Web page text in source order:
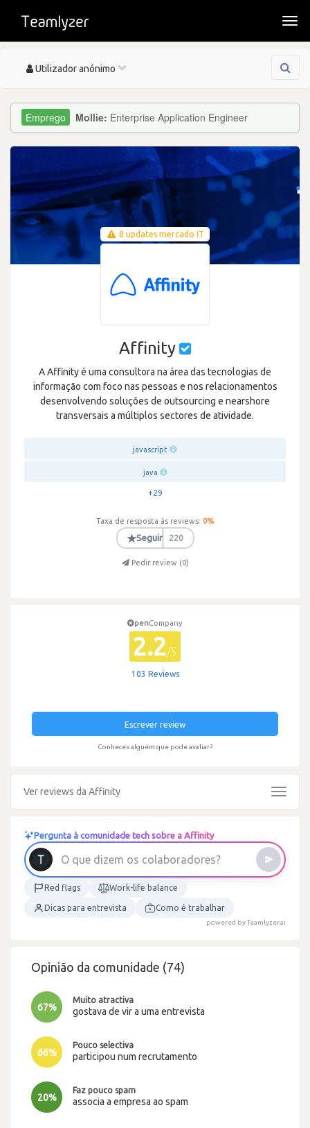
Toggle
Utilizador anónimo
Mollie: Enterprise Application Engineer
8 updates mercado IT
Affinity
A Affinity é uma consultora na área das tecnologias de
informação com foco nas pessoas e nos relacionamentos
desenvolvendo soluções de outsourcing e nearshore
transversais a múltiplos sectores de atividade.
javascript
java
+29
Taxa de resposta às reviews: 0%
★Seguir 220
Pedir review (0)
penCompany
2.2/5
103 Reviews
Escrever review
Conheces alguém que pode avaliar?
Ver reviews da Affinity
Toggle
Pergunta à comunidade tech sobre a Affinity
O que d izem os colaborad ores?
Red flags Work-life balance
Dicas para entrevista Como é trabalhar
powered by Teamlyzer.ai
Opinião da comunidade (74)
67%
Muito atractiva
gostava de vir a uma entrevista
66%
Pouco selectiva
participou num recrutamento
20%
Faz pouco spam
associa a empresa ao spam